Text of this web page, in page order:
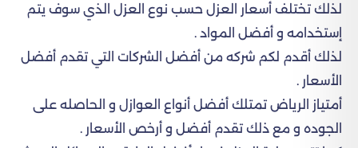
لذلك تختلف أسعار العزل حسب نوع العزل الذي سوف يتم
إستخدامه و أفضل المواد .
لذلك أقدم لكم شركه من أفضل الشركات التي تقدم أفضل
الأسعار .
أمتياز الرياض تمتلك أفضل أنواع العوازل و الحاصله على
الجوده و مع ذلك تقدم أفضل و أرخص الأسعار .